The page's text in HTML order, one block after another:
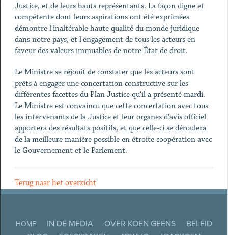
Justice, et de leurs hauts représentants. La façon digne et
compétente dont leurs aspirations ont été exprimées
démontre l'inaltérable haute qualité du monde juridique
dans notre pays, et l'engagement de tous les acteurs en
faveur des valeurs immuables de notre État de droit.
Le Ministre se réjouit de constater que les acteurs sont
prêts à engager une concertation constructive sur les
différentes facettes du Plan Justice qu'il a présenté mardi.
Le Ministre est convaincu que cette concertation avec tous
les intervenants de la Justice et leur organes d'avis officiel
apportera des résultats positifs, et que celle-ci se déroulera
de la meilleure manière possible en étroite coopération avec
le Gouvernement et le Parlement.
Terug naar het overzicht
HOME IN DE MEDIA OVER KOEN GEENS
BELEID